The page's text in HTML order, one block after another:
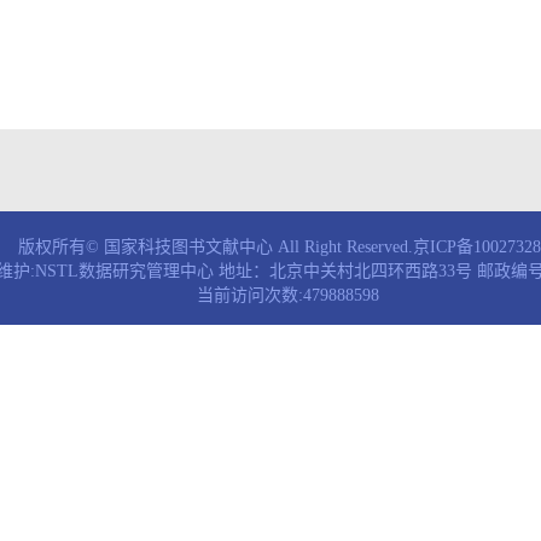
版权所有© 国家科技图书文献中心 All Right Reserved.京ICP备
护:NSTL数据研究管理中心 地址：北京中关村北四环西路33号 邮政编
当前访问次数:479888598